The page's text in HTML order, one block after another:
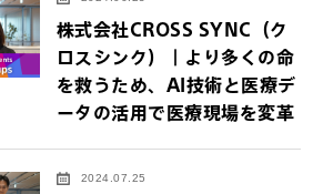
株式会社CROSS SYNC（ク
ロスシンク）｜より多くの命
を救うため、AI技術と医療デ
ータの活用で医療現場を変革
2024.07.25